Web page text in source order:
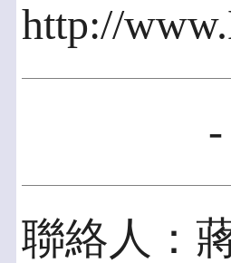
http://
聯絡人：